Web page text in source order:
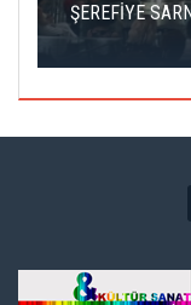
ŞEREFİYE